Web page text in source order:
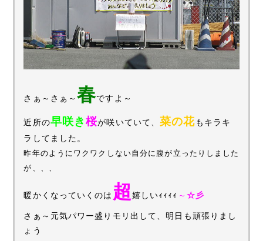
さぁ～さぁ～春ですよ～
近所の早咲き桜が咲いていて、 菜の花もキラキ
ラしてました。
昨年のようにワクワクしない自分に腹が立ったりしました
が、、、
暖かくなっていくのは 超 嬉しいｨｨｨｨ ～ ☆彡
さぁ～元気パワー盛りモリ出して、明日も頑張りまし
ょう